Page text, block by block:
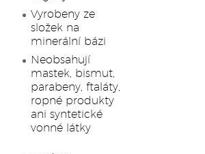
Vyrobeny ze
složek na
minerální bázi
Neobsahují
mastek, bismut,
parabeny, ftaláty,
ropné produkty
ani syntetické
vonné látky